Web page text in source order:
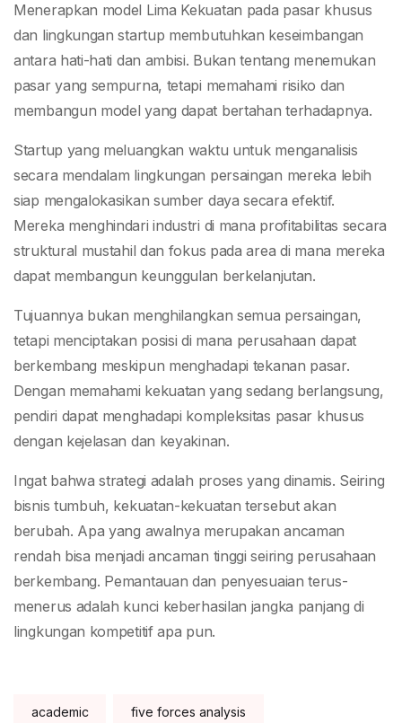
Menerapkan model Lima Kekuatan pada pasar khusus
dan lingkungan startup membutuhkan keseimbangan
antara hati-hati dan ambisi. Bukan tentang menemukan
pasar yang sempurna, tetapi memahami risiko dan
membangun model yang dapat bertahan terhadapnya.
Startup yang meluangkan waktu untuk menganalisis
secara mendalam lingkungan persaingan mereka lebih
siap mengalokasikan sumber daya secara efektif.
Mereka menghindari industri di mana profitabilitas secara
struktural mustahil dan fokus pada area di mana mereka
dapat membangun keunggulan berkelanjutan.
Tujuannya bukan menghilangkan semua persaingan,
tetapi menciptakan posisi di mana perusahaan dapat
berkembang meskipun menghadapi tekanan pasar.
Dengan memahami kekuatan yang sedang berlangsung,
pendiri dapat menghadapi kompleksitas pasar khusus
dengan kejelasan dan keyakinan.
Ingat bahwa strategi adalah proses yang dinamis. Seiring
bisnis tumbuh, kekuatan-kekuatan tersebut akan
berubah. Apa yang awalnya merupakan ancaman
rendah bisa menjadi ancaman tinggi seiring perusahaan
berkembang. Pemantauan dan penyesuaian terus-
menerus adalah kunci keberhasilan jangka panjang di
lingkungan kompetitif apa pun.
academic five forces analysis